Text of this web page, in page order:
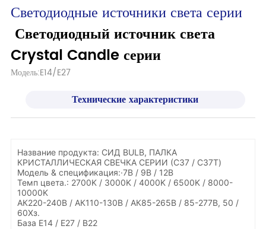
Светодиодные источники света серии
Crystal Candle серии
Модель:E14/E27
Технические характеристики
Название продукта: СИД BULB, ПАЛКА
КРИСТАЛЛИЧЕСКАЯ СВЕЧКА СЕРИИ (C37 / C37T)
Модель & спецификация:·7В / 9В / 12В
Темп цвета.: 2700K / 3000K / 4000K / 6500K / 8000-
10000K
АК220-240В / АК110-130В / АК85-265В / 85-277В, 50 /
60Хз.
База E14 / E27 / B22